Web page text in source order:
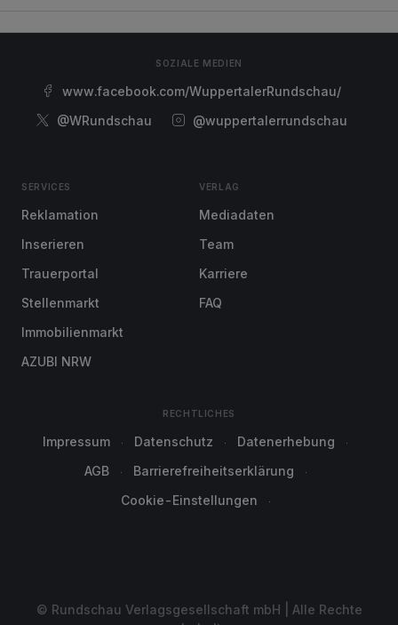
SOZIALE MEDIEN
www.facebook.com/WuppertalerRundschau/
@WRundschau
@wuppertalerrundschau
SERVICES
Reklamation
Inserieren
Trauerportal
Stellenmarkt
Immobilienmarkt
AZUBI NRW
VERLAG
Mediadaten
Team
Karriere
FAQ
RECHTLICHES
Impressum Datenschutz
Datenerhebung
AGB
Barrierefreiheitserklärung
Cookie-Einstellungen
© Rundschau Verlagsgesellschaft mbH | Alle Rechte